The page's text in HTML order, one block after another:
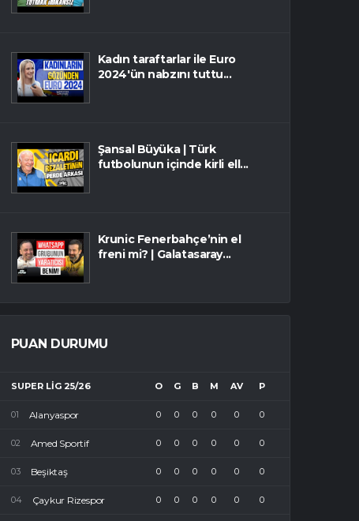
Kadın taraftarlar ile Euro
2024'ün nabzını tuttu...
Şansal Büyüka | Türk
futbolunun içinde kirli ell...
Krunic Fenerbahçe’nin el
freni mi? | Galatasaray...
PUAN DURUMU
SUPER LIG 25/26 O G B M AV P
Alanyaspor 0 0 0 0 0 0
Amed Sportif 0 0 0 0 0 0
Beşiktaş 0 0 0 0 0 0
Çaykur Rizespor 0 0 0 0 0 0